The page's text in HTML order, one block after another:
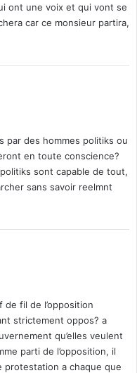
ont une voix et qui vont se
car ce monsieur partira,
par des hommes politiks ou
en toute conscience?
sont capable de tout,
sans savoir reelmnt
de fil de l’opposition
strictement oppos? a
qu’elles veulent
parti de l’opposition, il
protestation a chaque que